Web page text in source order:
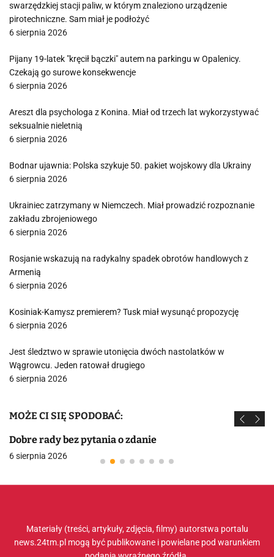
swarzędzkiej stacji paliw, w którym znaleziono urządzenie
pirotechniczne. Sam miał je podłożyć
6 sierpnia 2026
Pijany 19-latek "kręcił bączki" autem na parkingu w Opalenicy.
Czekają go surowe konsekwencje
6 sierpnia 2026
Areszt dla psychologa z Konina. Miał od trzech lat wykorzystywać
seksualnie nieletnią
6 sierpnia 2026
Bodnar ujawnia: Polska szykuje 50. pakiet wojskowy dla Ukrainy
6 sierpnia 2026
Ukrainiec zatrzymany w Niemczech. Miał prowadzić rozpoznanie
zakładu zbrojeniowego
6 sierpnia 2026
Rosjanie wskazują na radykalny spadek obrotów handlowych z
Armenią
6 sierpnia 2026
Kosiniak-Kamysz premierem? Tusk miał wysunąć propozycję
6 sierpnia 2026
Jest śledztwo w sprawie utonięcia dwóch nastolatków w
Wągrowcu. Jeden ratował drugiego
6 sierpnia 2026
MOŻE CI SIĘ SPODOBAĆ:
Dobre rady bez pytania o zdanie
6 sierpnia 2026
Materiały (treści, artykuły, zdjęcia, filmy) autorstwa portalu
news.24tm.pl mogą być publikowane i powielane pod warunkiem